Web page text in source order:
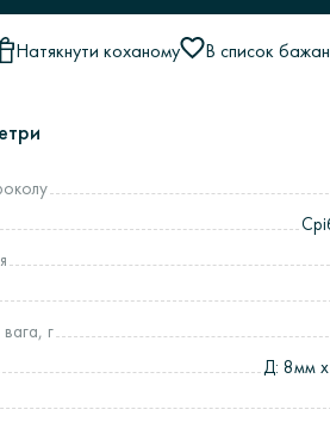
Натякнути коханому В список
г
Д: 8мм